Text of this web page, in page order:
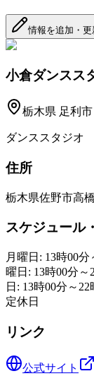
情報を追加・更
小倉ダンスス
栃木県 足利市
ダンススタジオ
住所
栃木県佐野市高
スケジュール
月曜日: 13時00
曜日: 13時00分～
日: 13時00分～
定休日
リンク
公式サイト